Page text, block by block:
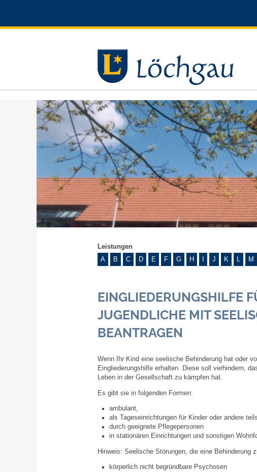
Leistungen
A
B C D E F G H J K L M
EINGLIEDERUNGSHILFE
JUGENDLICHE MIT
BEANTRAGEN
Wenn Ihr Kind eine seelische Behinderung hat oder
Eingliederungshilfe erhalten. Diese soll verhindern,
Leben in der Gesellschaft zu kämpfen hat.
Es gibt sie in folgenden Formen:
ambulant,
als Tageseinrichtungen für Kinder oder andere
durch geeignete Pflegepersonen
in stationären Einrichtungen und sonstigen
Hinweis: Seelische Störungen, die eine Behinderung
körperlich nicht begründbare Psychosen